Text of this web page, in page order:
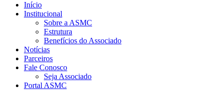
Início
Institucional
Sobre a ASMC
Estrutura
Benefícios do Associado
Notícias
Parceiros
Fale Conosco
Seja Associado
Portal ASMC